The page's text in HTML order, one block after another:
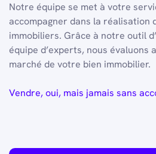
Notre équipe se met à votre
accompagner dans la réalisation
immobiliers. Grâce à notre outil
équipe d’experts, nous évaluons
marché de votre bien immobilier.
Vendre, oui, mais jamais sans